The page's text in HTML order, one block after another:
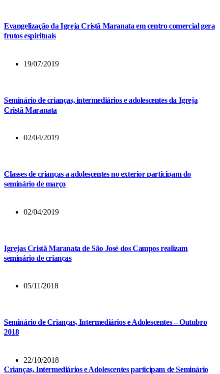
Evangelização da Igreja Cristã Maranata em centro comercial gera
frutos espirituais
19/07/2019
Seminário de crianças, intermediários e adolescentes da Igreja
Cristã Maranata
02/04/2019
Classes de crianças a adolescentes no exterior participam do
seminário de março
02/04/2019
Igrejas Cristã Maranata de São José dos Campos realizam
seminário de crianças
05/11/2018
Seminário de Crianças, Intermediários e Adolescentes – Outubro
2018
22/10/2018
Crianças, Intermediários e Adolescentes participam de Seminário